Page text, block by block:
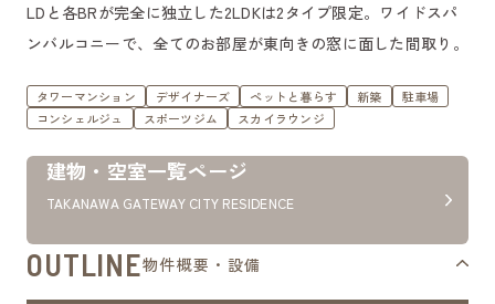
LDと各BRが完全に独立した2LDKは2タイプ限定。ワイドスパ
ンバルコニーで、全てのお部屋が東向きの窓に面した間取り。
タワーマンション デザイナーズ ペットと暮らす 新築
駐車場
コンシェルジュ
スポーツジム スカイラウンジ
建物・空室一覧ページ
TAKANAWA GATEWAY CITY RESIDENCE
OUTLINE物件概要・設備